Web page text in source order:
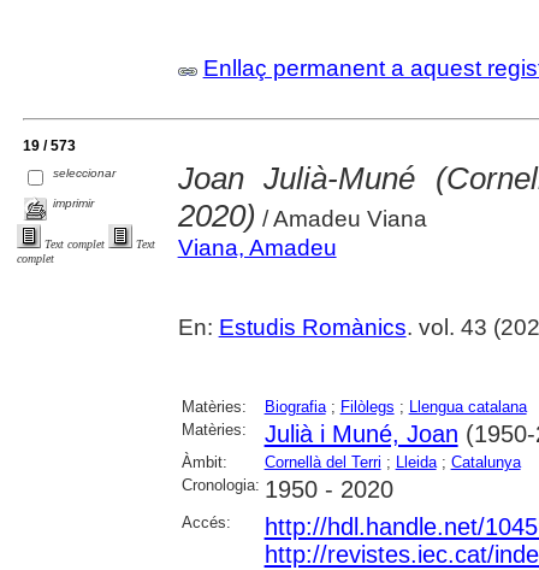
Enllaç permanent a aquest
19 / 573
seleccionar
imprimir
Text complet
Text
complet
Joan Julià-Muné
2020) / Amadeu Viana
Viana, Amadeu
En: Estudis Romànics. vol. 43
Matèries: Biografia; Filòlegs ; Llengua catalana
Matèries:
Julià i Muné, Joan
Àmbit: Cornellà del Terri ; Lleida; Catalunya
Cronologia: 1950 - 2020
Accés:
http://hdl.handle.net/
http://revistes.iec.cat/